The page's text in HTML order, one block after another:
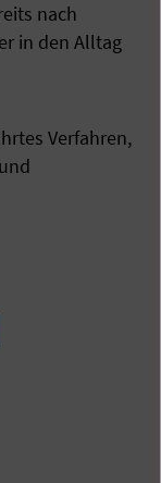
nach
in den Alltag
Verfahren,